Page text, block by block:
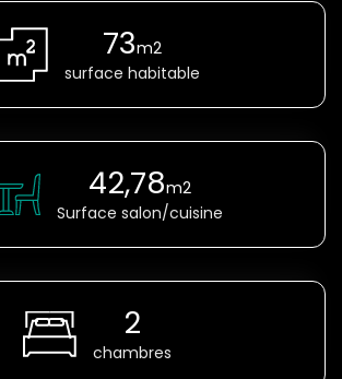
73m2
surface habitable
42,78m2
Surface salon/cuisine
2
chambres